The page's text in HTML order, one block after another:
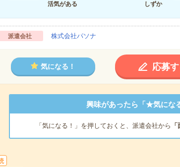
活気がある
しずか
派遣会社 株式会社パソナ
気になる！ 応募
興味があったら「★気にな
「気になる！」を押しておくと、派遣会社から